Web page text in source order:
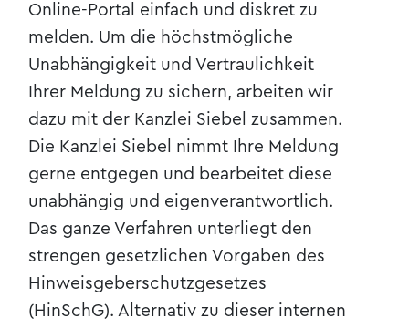
Online-Portal einfach und diskret zu
melden. Um die höchstmögliche
Unabhängigkeit und Vertraulichkeit
Ihrer Meldung zu sichern, arbeiten wir
dazu mit der Kanzlei Siebel zusammen.
Die Kanzlei Siebel nimmt Ihre Meldung
gerne entgegen und bearbeitet diese
unabhängig und eigenverantwortlich.
Das ganze Verfahren unterliegt den
strengen gesetzlichen Vorgaben des
Hinweisgeberschutzgesetzes
(HinSchG). Alternativ zu dieser internen